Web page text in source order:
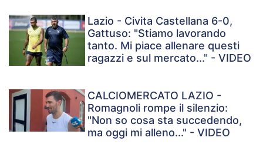
Lazio - Civita Castellana 6-0,
Gattuso: "Stiamo lavorando
tanto. Mi piace allenare questi
ragazzi e sul mercato..." - VIDEO
CALCIOMERCATO LAZIO -
Romagnoli rompe il silenzio:
"Non so cosa sta succedendo,
ma oggi mi alleno..." - VIDEO